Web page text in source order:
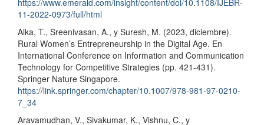
https://www.emerald.com/insight/content/doi/10.1108/IJEBR-
11-2022-0973/full/html
Alka, T., Sreenivasan, A., y Suresh, M. (2023, diciembre).
Rural Women’s Entrepreneurship in the Digital Age. En
International Conference on Information and Communication
Technology for Competitive Strategies (pp. 421-431).
Springer Nature Singapore.
https://link.springer.com/chapter/10.1007/978-981-97-0210-
7_34
Aravamudhan, V., Sivakumar, K., Vishnu, C., y